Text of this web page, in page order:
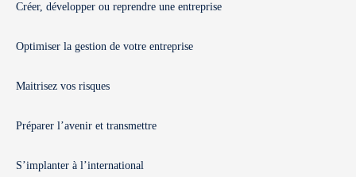
Créer, développer ou reprendre une entreprise
Optimiser la gestion de votre entreprise
Maitrisez vos risques
Préparer l’avenir et transmettre
S’implanter à l’international